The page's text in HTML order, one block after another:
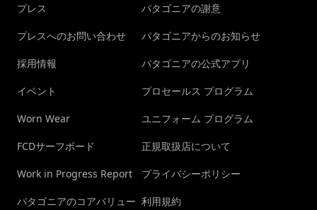
プレス
プレスへのお問い合わせ
採用情報
イベント
Worn Wear
FCDサーフボード
Work in Progress Report
パタゴニアのコアバリュー
パタゴニアの謝意
パタゴニアからのお知らせ
パタゴニアの公式アプリ
プロセールス プログラム
ユニフォーム プログラム
正規取扱店について
プライバシーポリシー
利用規約